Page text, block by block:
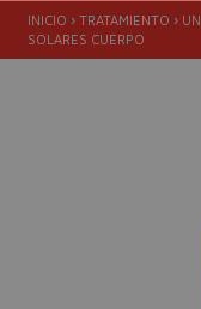
INICIO › TRATAMIENTO ›
SOLARES CUERPO